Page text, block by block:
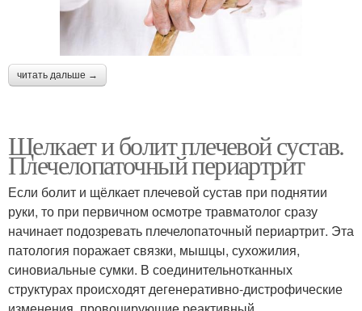
читать дальше →
Щелкает и болит плечевой сустав.
Плечелопаточный периартрит
Если болит и щёлкает плечевой сустав при поднятии
руки, то при первичном осмотре травматолог сразу
начинает подозревать плечелопаточный периартрит. Эта
патология поражает связки, мышцы, сухожилия,
синовиальные сумки. В соединительнотканных
структурах происходят дегенеративно-дистрофические